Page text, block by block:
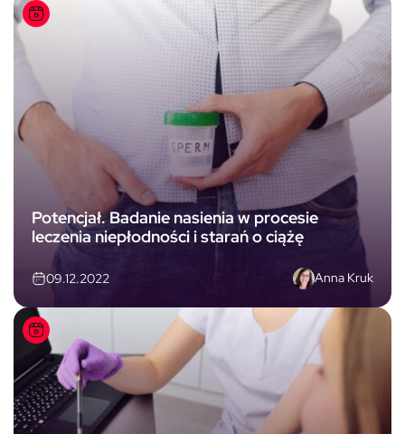
Potencjał. Badanie nasienia w procesie
leczenia niepłodności i starań o ciążę
09.12.2022 Anna Kruk